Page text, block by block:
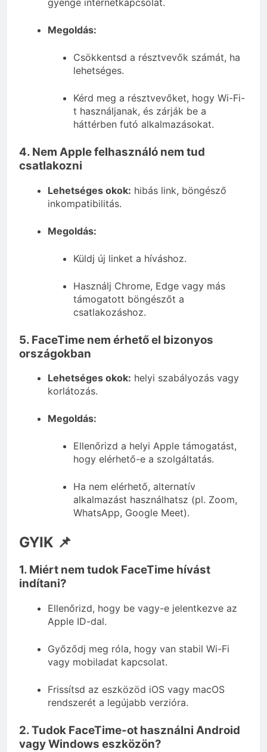
gyenge internetkapcsolat.
Megoldás:
Csökkentsd a résztvevők számát, ha
lehetséges.
Kérd meg a résztvevőket, hogy Wi-Fi-
t használjanak, és zárják be a
háttérben futó alkalmazásokat.
4. Nem Apple felhasználó nem tud
csatlakozni
Lehetséges okok: hibás link, böngésző
inkompatibilitás.
Megoldás:
Küldj új linket a híváshoz.
Használj Chrome, Edge vagy más
támogatott böngészőt a
csatlakozáshoz.
5. FaceTime nem érhető el bizonyos
országokban
Lehetséges okok: helyi szabályozás vagy
korlátozás.
Megoldás:
Ellenőrizd a helyi Apple támogatást,
hogy elérhető-e a szolgáltatás.
Ha nem elérhető, alternatív
alkalmazást használhatsz (pl. Zoom,
WhatsApp, Google Meet).
GYIK 📌
1. Miért nem tudok FaceTime hívást
indítani?
Ellenőrizd, hogy be vagy-e jelentkezve az
Apple ID-dal.
Győződj meg róla, hogy van stabil Wi-Fi
vagy mobiladat kapcsolat.
Frissítsd az eszközöd iOS vagy macOS
rendszerét a legújabb verzióra.
2. Tudok FaceTime-ot használni Android
vagy Windows eszközön?